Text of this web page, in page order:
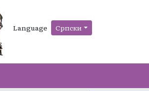
Language Српски